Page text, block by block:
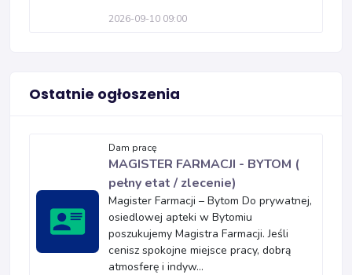
2026-09-10 09:00
Ostatnie ogłoszenia
Dam pracę
MAGISTER FARMACJI - BYTOM (
pełny etat / zlecenie)
Magister Farmacji – Bytom Do prywatnej,
osiedlowej apteki w Bytomiu
poszukujemy Magistra Farmacji. Jeśli
cenisz spokojne miejsce pracy, dobrą
atmosferę i indyw...